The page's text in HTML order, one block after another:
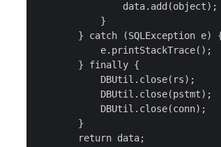
                data.add(object);
            }
} catch (SQLException e)
            e.printStackTrace();
        } finally {
            DBUtil.close(rs);
            DBUtil.close(pstmt);
            DBUtil.close(conn);
        }
        return data;